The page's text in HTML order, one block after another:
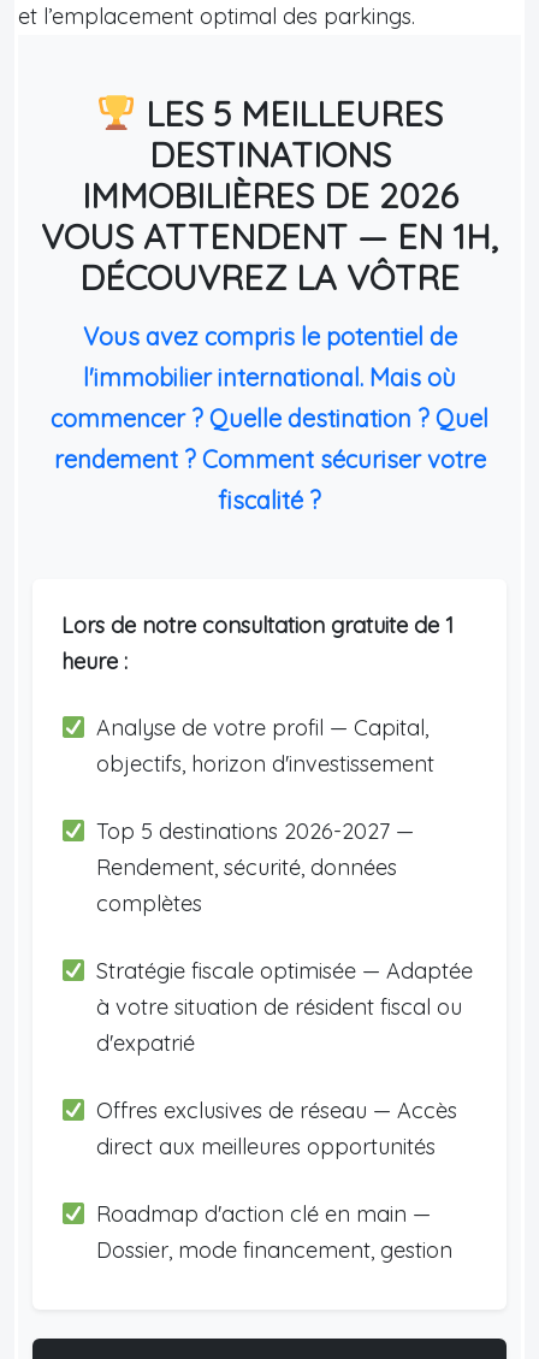
et l’emplacement optimal des parkings.
LES 5 MEILLEURES
DESTINATIONS
IMMOBILIÈRES DE 2026
VOUS ATTENDENT — EN 1H,
DÉCOUVREZ LA VÔTRE
Vous avez compris le potentiel de
l'immobilier international. Mais où
commencer ? Quelle destination ? Quel
rendement ? Comment sécuriser votre
fiscalité ?
Lors de notre consultation gratuite de 1
heure :
Analyse de votre profil — Capital,
objectifs, horizon d'investissement
Top 5 destinations 2026-2027 —
Rendement, sécurité, données
complètes
Stratégie fiscale optimisée — Adaptée
à votre situation de résident fiscal ou
d'expatrié
Offres exclusives de réseau — Accès
direct aux meilleures opportunités
Roadmap d'action clé en main —
Dossier, mode financement, gestion